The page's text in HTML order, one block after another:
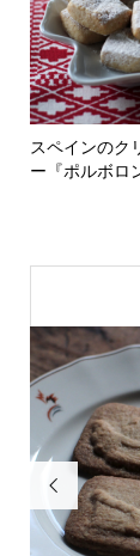
スペインのク
ー『ポルボロ
